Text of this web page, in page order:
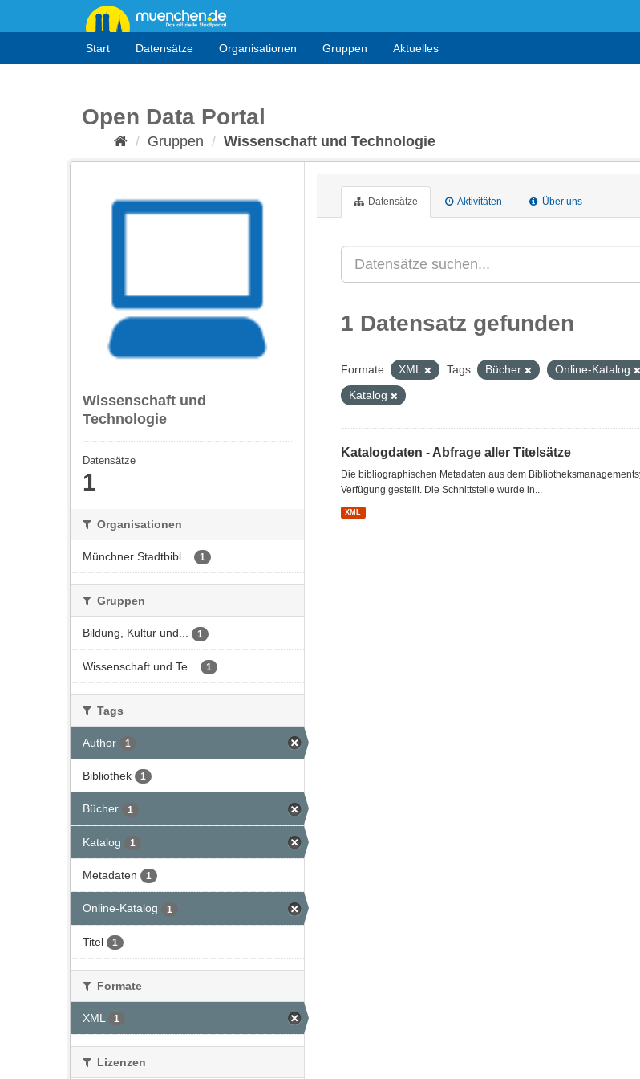
Start Datensätze Organisationen Gruppen Aktuelles
Open Data Portal
Gruppen Wissenschaft und Technologie
Wissenschaft und
Technologie
Datensätze
1
Organisationen
Münchner Stadtbibl... 1
Gruppen
Bildung, Kultur und... 1
Wissenschaft und Te... 1
Tags
Author 1
Bibliothek 1
Bücher 1
Katalog 1
Metadaten 1
Online-Katalog 1
Titel 1
Formate
XML 1
Lizenzen
Datensätze Aktivitäten Über uns
1 Datensatz gefunden
Formate: XML Tags: Bücher Online-Katalog
Katalog
Katalogdaten - Abfrage aller Titelsätze
Die bibliographischen Metadaten aus dem
Verfügung gestellt. Die Schnittstelle wurde in...
XML